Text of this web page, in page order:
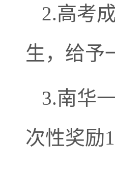
2.高考
生，给予
3.南华
次性奖励1